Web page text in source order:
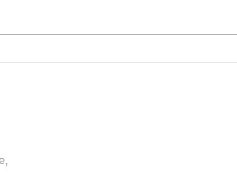
avviene davvero il